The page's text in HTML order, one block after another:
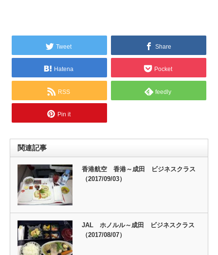
Tweet Share
Hatena Pocket
RSS feedly
Pin it
関連記事
香港航空 香港～成田 ビジネスクラス
（2017/09/03）
JAL ホノルル～成田 ビジネスクラス
（2017/08/07）